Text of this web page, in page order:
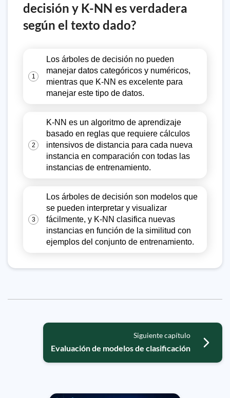
decisión y K-NN es verdadera
según el texto dado?
1
Los árboles de decisión no pueden
manejar datos categóricos y numéricos,
mientras que K-NN es excelente para
manejar este tipo de datos.
2
K-NN es un algoritmo de aprendizaje
basado en reglas que requiere cálculos
intensivos de distancia para cada nueva
instancia en comparación con todas las
instancias de entrenamiento.
3
Los árboles de decisión son modelos que
se pueden interpretar y visualizar
fácilmente, y K-NN clasifica nuevas
instancias en función de la similitud con
ejemplos del conjunto de entrenamiento.
Siguiente capítulo
Evaluación de modelos de clasificación